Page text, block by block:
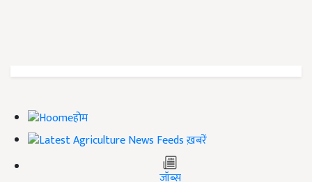
होम
ख़बरें
जॉब्स